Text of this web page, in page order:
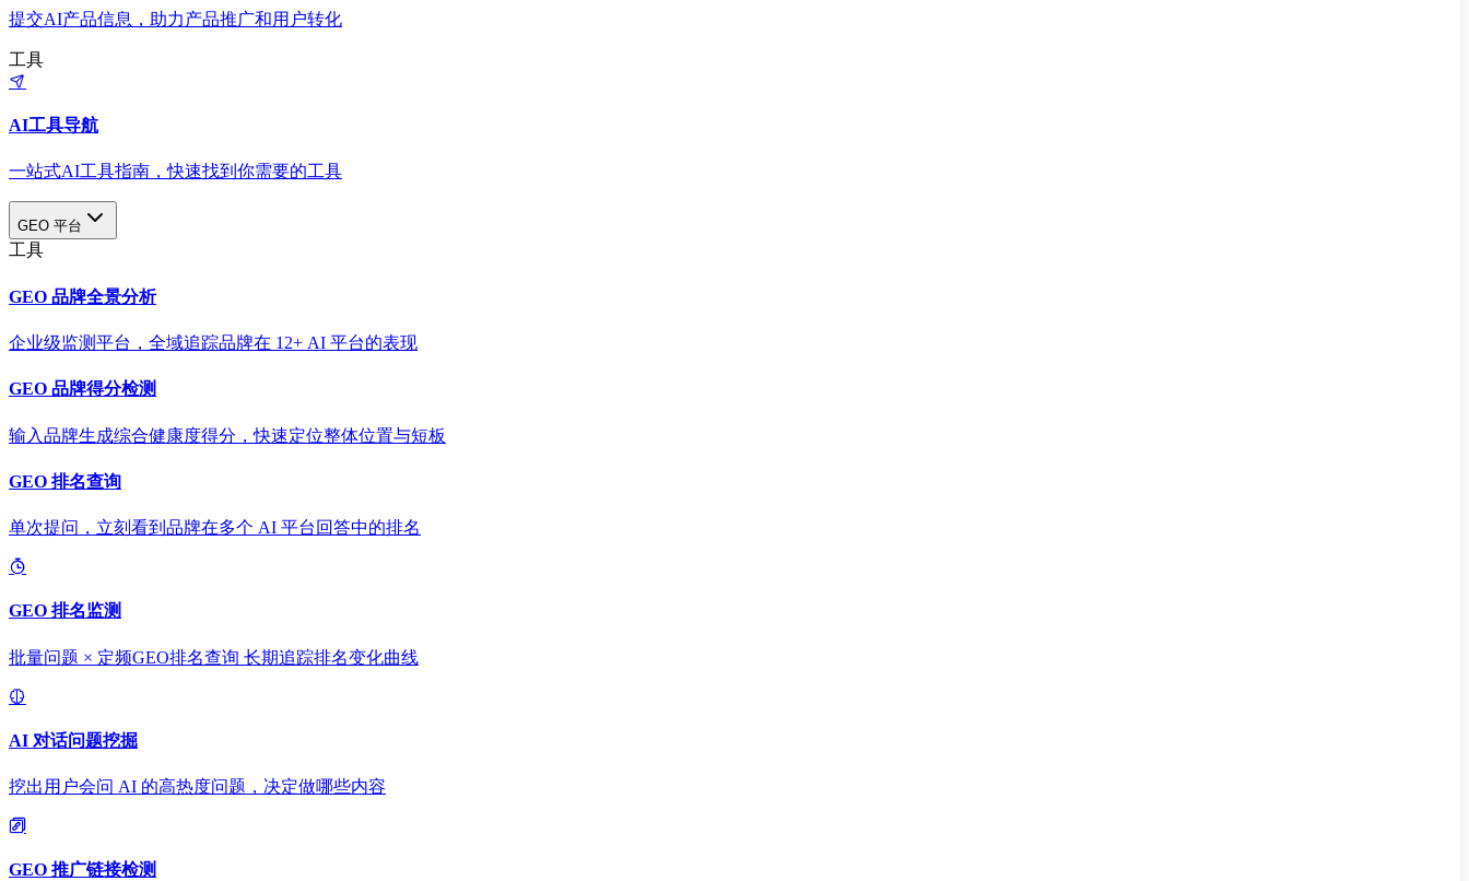
提交AI产品信息，助力产品推广和用户转化
工具
AI工具导航
一站式AI工具指南，快速找到你需要的工具
GEO 平台
工具
GEO 品牌全景分析
企业级监测平台，全域追踪品牌在 12+ AI 平台的表现
GEO 品牌得分检测
输入品牌生成综合健康度得分，快速定位整体位置与短板
GEO 排名查询
单次提问，立刻看到品牌在多个 AI 平台回答中的排名
GEO 排名监测
批量问题 × 定频GEO排名查询 长期追踪排名变化曲线
AI 对话问题挖掘
挖出用户会问 AI 的高热度问题，决定做哪些内容
GEO 推广链接检测